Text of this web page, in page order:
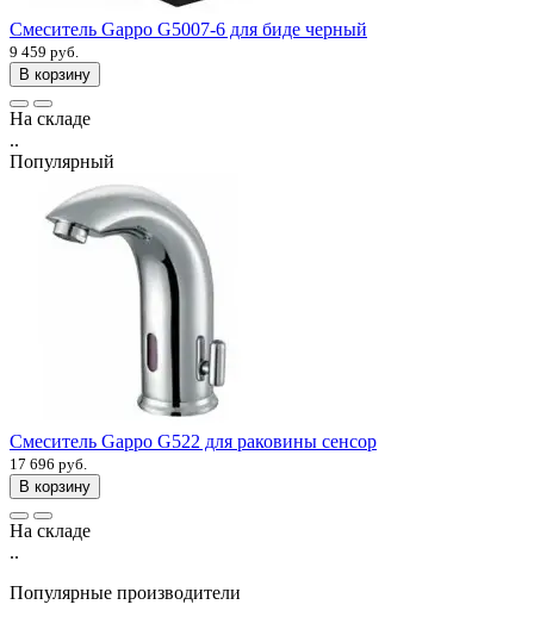
Смеситель Gappo G5007-6 для биде черный
9 459 руб.
В корзину
На складе
..
Популярный
Смеситель Gappo G522 для раковины сенсор
17 696 руб.
В корзину
На складе
..
Популярные производители